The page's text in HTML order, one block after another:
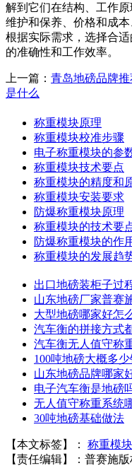
解到它们在结构、工作
维护和保养、价格和成
根据实际需求，选择合
的准确性和工作效率。
上一篇： 青岛地磅品牌
是什么
称重模块原理
称重模块校准步骤
电子称重模块的参
称重模块技术要点
称重模块的精度和
称重模块安装要求
防爆称重模块原理
称重模块的技术要
防爆称重模块的作
称重模块的发展趋
出口地磅装柜子过
山东地磅厂家普赛
大型地磅哪家好怎
汽车衡的拼接方式
汽车衡无人值守称
100吨地磅大概多
山东地磅品牌哪家
电子汽车衡是地磅
无人值守称重系统
30吨地磅基础做法
【本文标签】： 称重模块
【责任编辑】： 普赛施